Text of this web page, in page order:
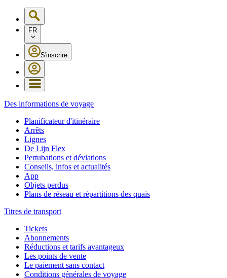
FR
S'inscrire
Des informations de voyage
Planificateur d'itinéraire
Arrêts
Lignes
De Lijn Flex
Pertubations et déviations
Conseils, infos et actualités
App
Objets perdus
Plans de réseau et répartitions des quais
Titres de transport
Tickets
Abonnements
Réductions et tarifs avantageux
Les points de vente
Le paiement sans contact
Conditions générales de voyage